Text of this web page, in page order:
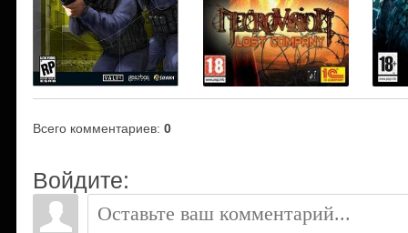
Всего комментариев: 0
Войдите: